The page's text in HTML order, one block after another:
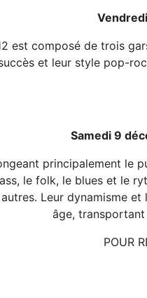
est composé de trois
et leur style pop-
Samedi 9
principalement le
le folk, le blues et le
Leur dynamisme
âge,
POUR